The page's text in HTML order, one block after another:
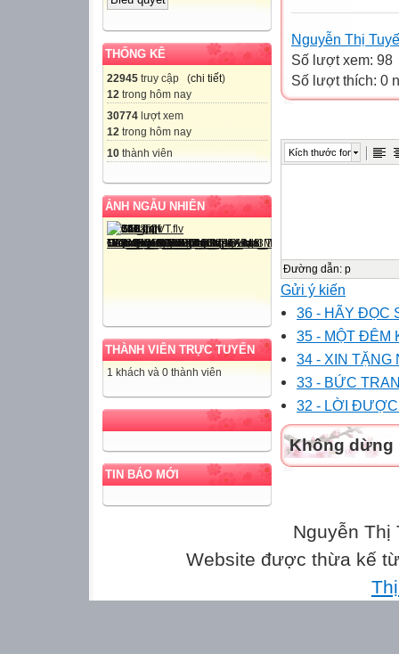
THỐNG KÊ
22945 truy cập (chi tiết)
12 trong hôm nay
30774 lượt xem
12 trong hôm nay
10 thành viên
ẢNH NGẪU NHIÊN
THÀNH VIÊN TRỰC TUYẾN
1 khách và 0 thành viên
TIN BÁO MỚI
Nguyễn Thị
Số lượt xem: 98
Số lượt thích: 0
Kích thước font
Đường dẫn: p
Gửi ý kiến
36 - HÃY ĐỌC
35 - MỘT ĐÊM
34 - XIN TẶNG
33 - BỨC
32 - LỜI ĐƯỢC
Không dừng
Nguyễn Thị
Website được thừa kế